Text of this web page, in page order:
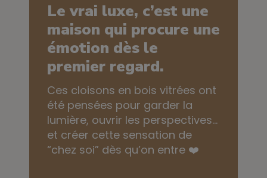
Le vrai luxe, c’est une
maison qui procure une
émotion dès le
premier regard.
Ces cloisons en bois vitrées ont
été pensées pour garder la
lumière, ouvrir les perspectives…
et créer cette sensation de
“chez soi” dès qu’on entre ❤️